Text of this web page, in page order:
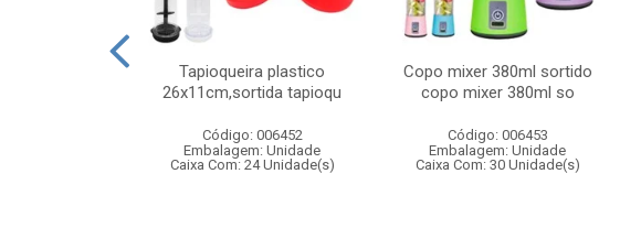
Tapioqueira plastico
26x11cm,sortida tapioqu
Código: 006452
Embalagem: Unidade
Caixa Com: 24 Unidade(s)
Copo mixer 380ml sortido
copo mixer 380ml so
Código: 006453
Embalagem: Unidade
Caixa Com: 30 Unidade(s)